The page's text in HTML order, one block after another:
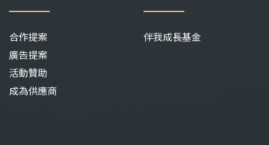
合作提案
廣告提案
活動贊助
成為供應商
伴我成長基金